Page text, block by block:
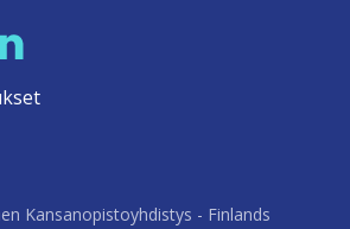
Kansanopistoyhdistys - Finlands